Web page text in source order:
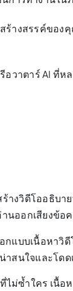
ร้างสรรค์ของ
รีอวาตาร์ AI
ร้างวิดีโออธิบา
านออกเสียงข้อ
กแบบเนื้อหาวิ
าสนใจและโ
ซ้ำใคร เนื้อห